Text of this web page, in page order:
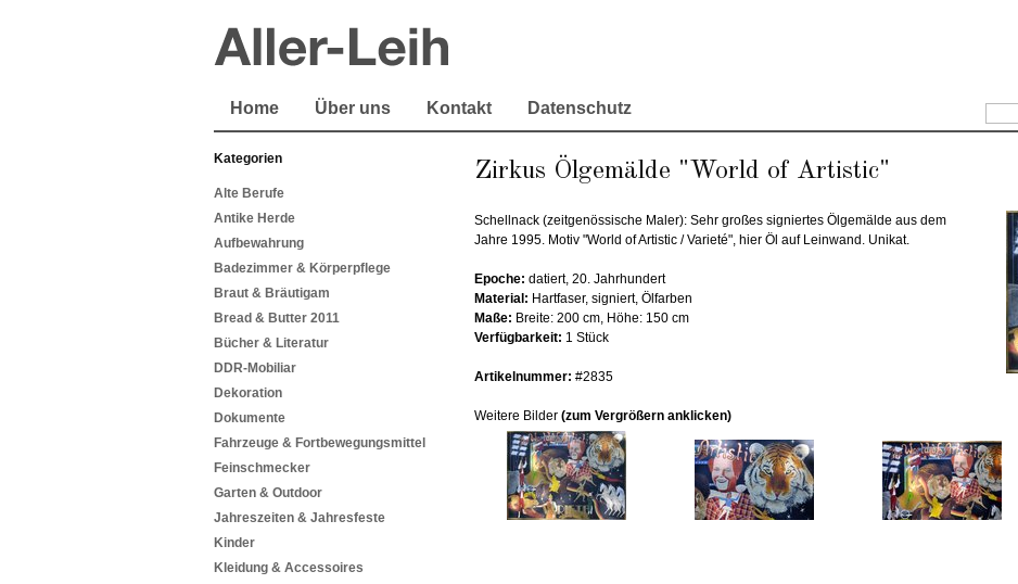
Home Über uns Kontakt Datenschutz
Kategorien
Alte Berufe
Antike Herde
Aufbewahrung
Badezimmer & Körperpflege
Braut & Bräutigam
Bread & Butter 2011
Bücher & Literatur
DDR-Mobiliar
Dekoration
Dokumente
Fahrzeuge & Fortbewegungsmittel
Feinschmecker
Garten & Outdoor
Jahreszeiten & Jahresfeste
Kinder
Kleidung & Accessoires
Zirkus Ölgemälde "World of Artistic"
Schellnack (zeitgenössische Maler): Sehr großes signiertes Ölgemälde aus dem
Jahre 1995. Motiv "World of Artistic / Varieté", hier Öl auf Leinwand. Unikat.
Epoche: datiert, 20. Jahrhundert
Material: Hartfaser, signiert, Ölfarben
Maße: Breite: 200 cm, Höhe: 150 cm
Verfügbarkeit: 1 Stück
Artikelnummer: #2835
Weitere Bilder (zum Vergrößern anklicken)